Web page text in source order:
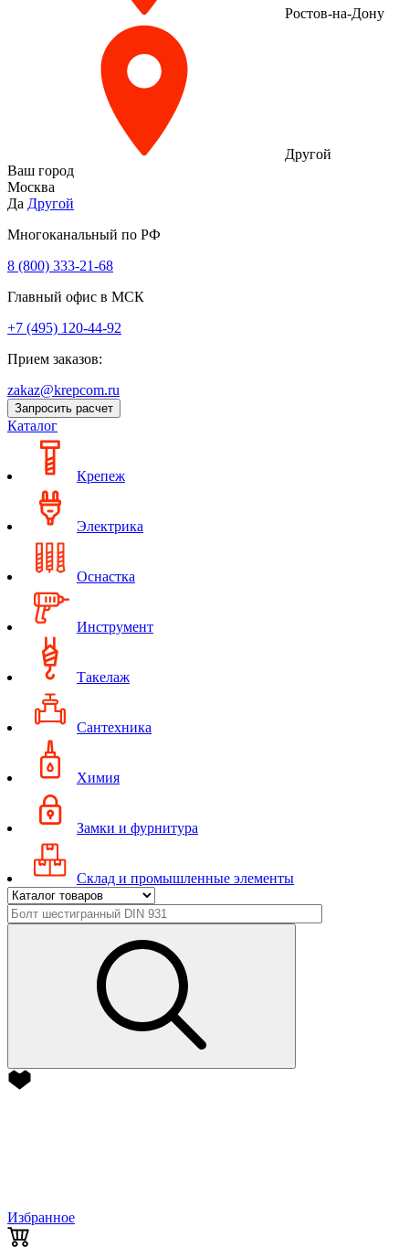
Ростов-на-Дону
Другой
Ваш город
Москва
Да Другой
Многоканальный по РФ
8 (800) 333‑21-68
Главный офис в МСК
+7 (495) 120-44-92
Прием заказов:
zakaz@krepcom.ru
Запросить расчет
Каталог
Крепеж
Электрика
Оснастка
Инструмент
Такелаж
Сантехника
Химия
Замки и фурнитура
Склад и промышленные элементы
Избранное